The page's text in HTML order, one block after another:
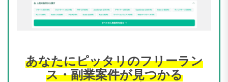
あなたにピッタリのフリーラン
ス・副業案件が見つかる